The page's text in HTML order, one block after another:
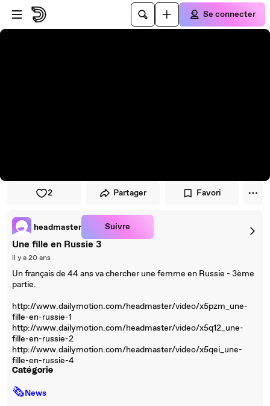
Passer au player
Passer au contenu principal
Se connecter
2 Partager Favori
headmaster Suivre
Une fille en Russie 3
il y a 20 ans
Un français de 44 ans va chercher une femme en Russie - 3ème
partie.
http://www.dailymotion.com/headmaster/video/x5pzm_une-
fille-en-russie-1
http://www.dailymotion.com/headmaster/video/x5q12_une-
fille-en-russie-2
http://www.dailymotion.com/headmaster/video/x5qei_une-
fille-en-russie-4
Catégorie
🗞News